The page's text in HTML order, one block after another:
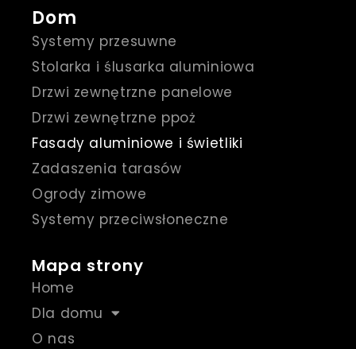
Dom
Systemy przesuwne
Stolarka i ślusarka aluminiowa
Drzwi zewnętrzne panelowe
Drzwi zewnętrzne ppoż
Fasady aluminiowe i świetliki
Zadaszenia tarasów
Ogrody zimowe
Systemy przeciwsłoneczne
Mapa strony
Home
Dla domu
O nas